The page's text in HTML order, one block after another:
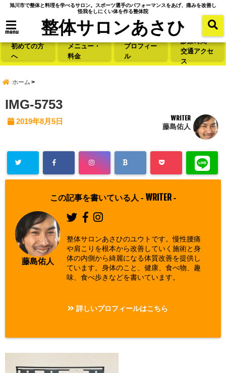
旭川市で整体と料理を学べるサロン。スポーツ選手のパフォーマンスをあげ、痛みを改善し
怪我をしにくい体を作る整体院
menu 整体サロンあさひ
初めての方
へ
メニュー・
料金
プロフィー
ル
診療時間・
交通アクセ
ス
ホーム
IMG-5753
2019年8月5日 WRITER
藤島佑人
この記事を書いている人 - WRITER -
藤島佑人
整体サロンあさひのユウトです。慢性腰痛
や肩こりを根本から改善していく施術と身
体の内側から綺麗になる体質改善を提供し
ています。身体のこと、健康、食べ物、趣
味、食べ歩きなどを書いています。
詳しいプロフィールはこちら